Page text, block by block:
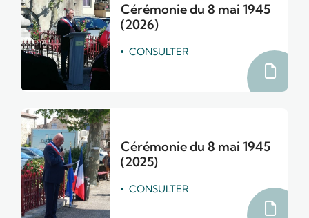
Cérémonie du 8 mai 1945
(2026)
CONSULTER
Cérémonie du 8 mai 1945
(2025)
CONSULTER